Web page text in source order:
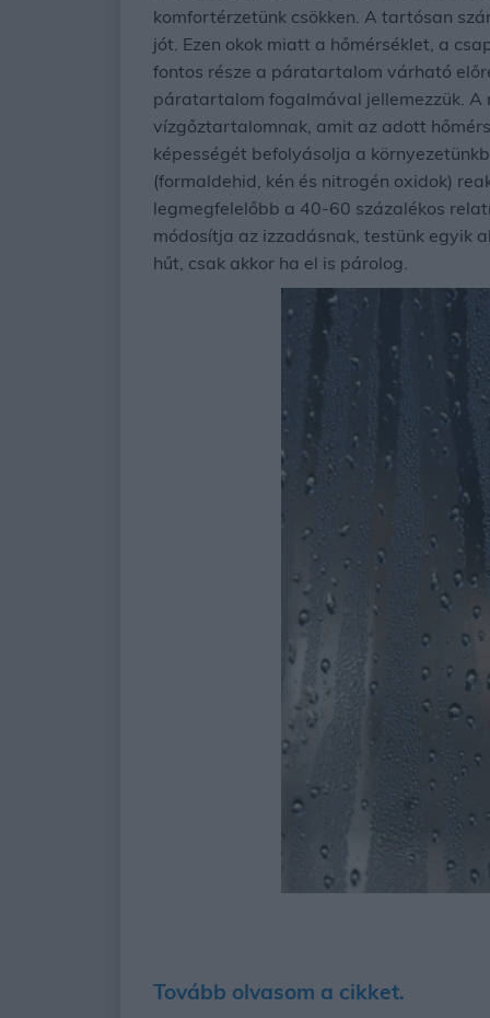
komfortérzetünk csökken. A tartósan
jót. Ezen okok miatt a hőmérséklet, a
fontos része a páratartalom várható
páratartalom fogalmával jellemezzük.
vízgőztartalomnak, amit az adott
képességét befolyásolja a
(formaldehid, kén és nitrogén oxidok)
legmegfelelőbb a 40-60 százalékos
módosítja az izzadásnak, testünk egyik
hűt, csak akkor ha el is párolog.
Tovább olvasom a cikket.